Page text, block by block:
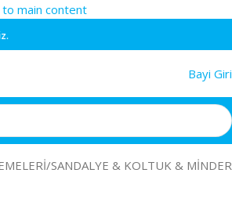
to main content
Bayi
/SANDALYE & KOLTUK & MİNDER